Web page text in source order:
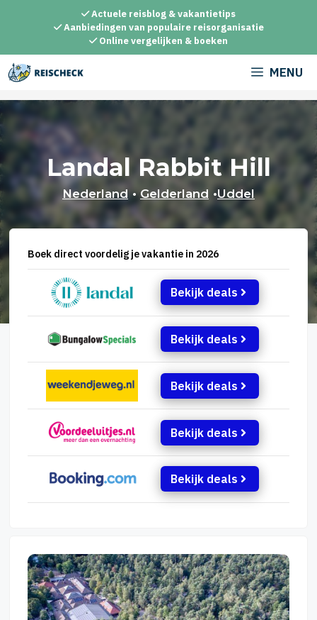
inhoud
Actuele reisblog & vakantietips
Aanbiedingen van populaire reisorganisatie
Online vergelijken & boeken
MENU
Landal Rabbit Hill
Nederland •Gelderland •Uddel
Boek direct voordelig je vakantie in 2026
Bekijk deals
Bekijk deals
Bekijk deals
Bekijk deals
Bekijk deals